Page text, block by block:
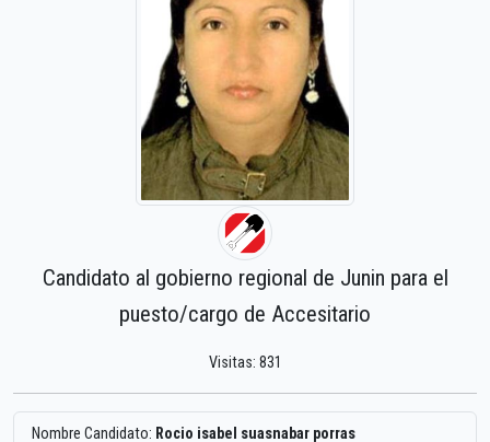
Candidato al gobierno regional de Junin para el
puesto/cargo de Accesitario
Visitas: 831
Nombre Candidato: Rocio isabel suasnabar porras